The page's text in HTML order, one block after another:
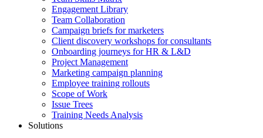
Engagement Library
Team Collaboration
Campaign briefs for marketers
Client discovery workshops for consultants
Onboarding journeys for HR & L&D
Project Management
Marketing campaign planning
Employee training rollouts
Scope of Work
Issue Trees
Training Needs Analysis
Solutions